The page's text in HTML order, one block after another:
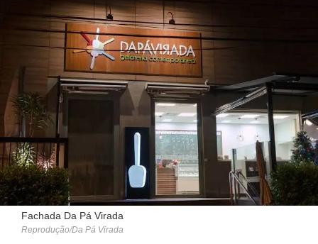
Fachada Da Pá Virada
Reprodução/Da Pá Virada